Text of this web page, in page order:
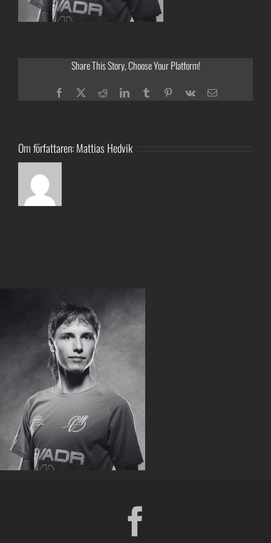
Share This Story, Choose Your Platform!
Facebook
TwitterRedditLinkedInTumblrPinterest
Vk
E-
Om författaren:Mattias Hedvik